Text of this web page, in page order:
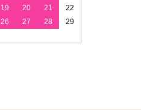
19 20 21
22
26 27 28
29